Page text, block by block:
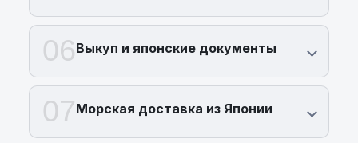
+375 (29) 689 20 20.
06Выкуп и японские документы
07Морская доставка из Японии